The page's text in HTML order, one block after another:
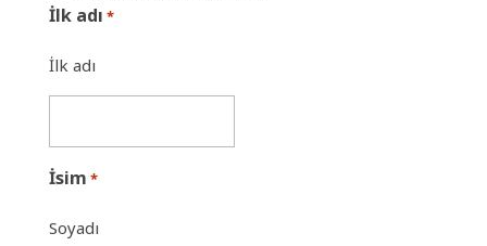
İlk adı *
İlk adı
İsim *
Soyadı